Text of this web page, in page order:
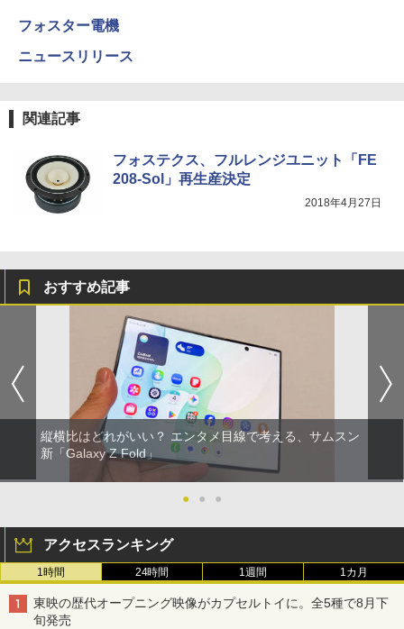
フォスター電機
ニュースリリース
関連記事
フォステクス、フルレンジユニット「FE
208-Sol」再生産決定
2018年4月27日
おすすめ記事
縦横比はどれがいい？ エンタメ目線で考える、サムスン
新「Galaxy Z Fold」
● ● ●
アクセスランキング
1時間 24時間 1週間 1カ月
東映の歴代オープニング映像がカプセルトイに。全5種で8月下
旬発売